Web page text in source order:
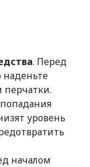
. Перед
наденьте
уровень
началом